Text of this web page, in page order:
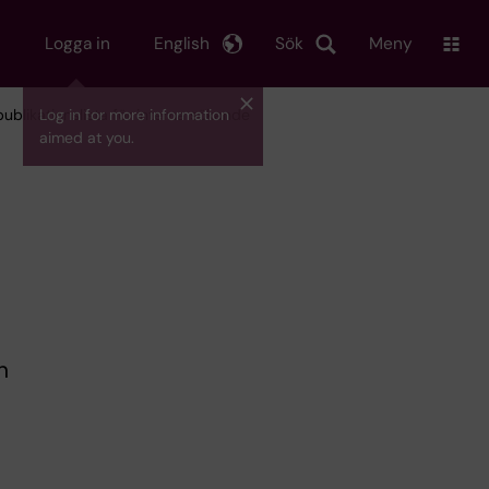
Logga in
Log in for more information
aimed at you.
Sök
English Meny
för interna sökande